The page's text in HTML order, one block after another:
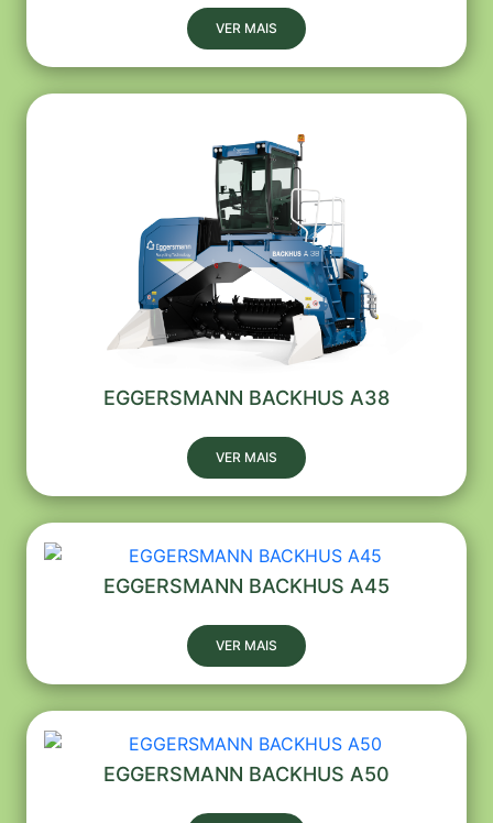
VER MAIS
EGGERSMANN BACKHUS A38
VER MAIS
EGGERSMANN BACKHUS A45
VER MAIS
EGGERSMANN BACKHUS A50